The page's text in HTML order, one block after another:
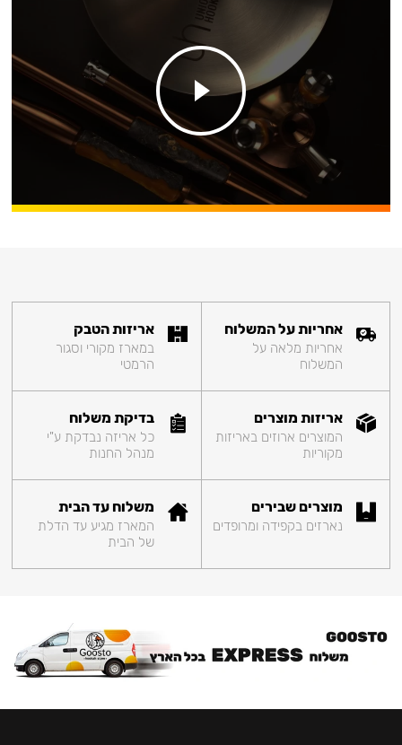
אחריות על המשלוח
אחריות מלאה על
המשלוח
אריזות הטבק
במארז מקורי וסגור
הרמטי
אריזות מוצרים
המוצרים ארוזים באריזות
מקוריות
בדיקת משלוח
כל אריזה נבדקת ע"י
מנהל החנות
מוצרים שבירים
נארזים בקפידה ומרופדים
משלוח עד הבית
המארז מגיע עד הדלת
של הבית